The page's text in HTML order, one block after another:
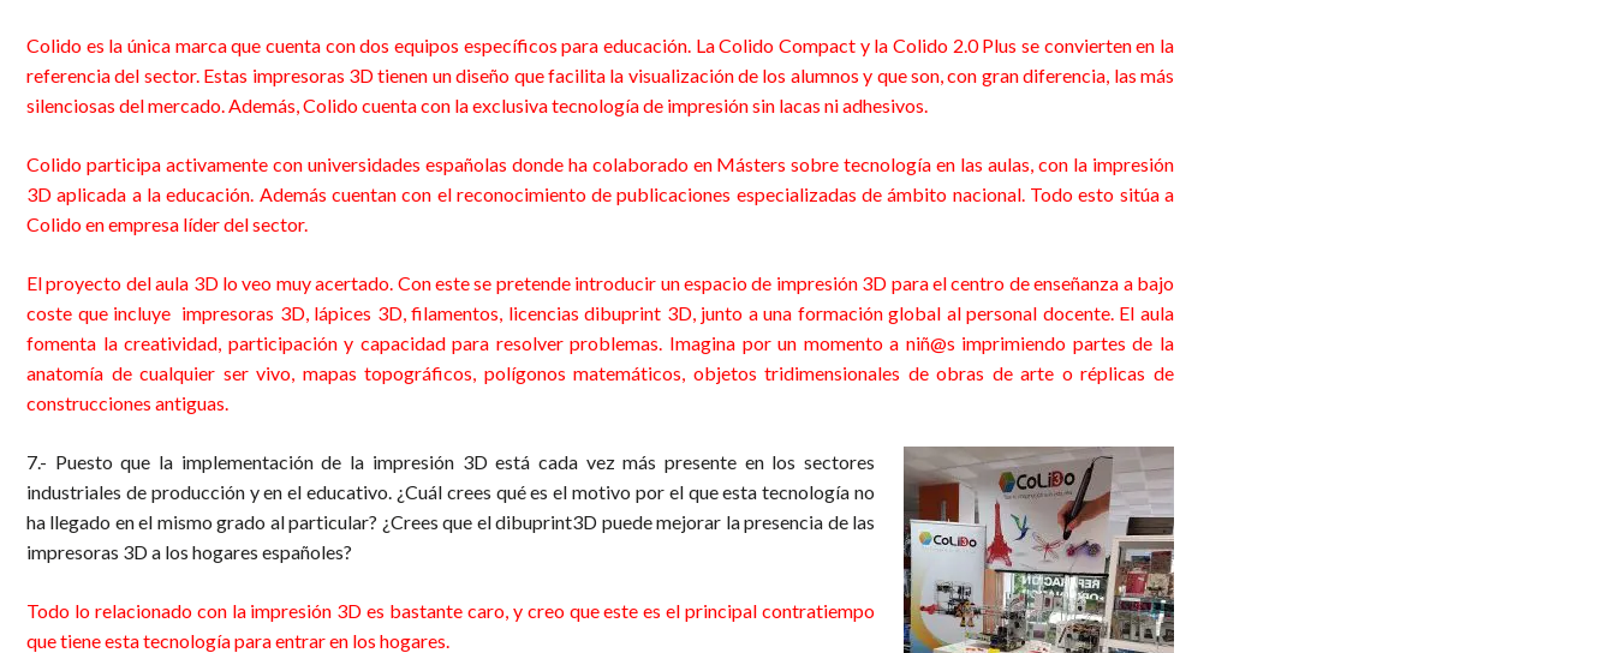
Colido es la única marca que cuenta con dos equipos específicos para educación. La Colido Compact y la Colido 2.0 Plus se convierten en la
referencia del sector. Estas impresoras 3D tienen un diseño que facilita la visualización de los alumnos y que son, con gran diferencia, las más
silenciosas del mercado. Además, Colido cuenta con la exclusiva tecnología de impresión sin lacas ni adhesivos.
Colido participa activamente con universidades españolas donde ha colaborado en Másters sobre tecnología en las aulas, con la impresión
3D aplicada a la educación. Además cuentan con el reconocimiento de publicaciones especializadas de ámbito nacional. Todo esto sitúa a
Colido en empresa líder del sector.
El proyecto del aula 3D lo veo muy acertado. Con este se pretende introducir un espacio de impresión 3D para el centro de enseñanza a bajo
coste que incluye impresoras 3D, lápices 3D, filamentos, licencias dibuprint 3D, junto a una formación global al personal docente. El aula
fomenta la creatividad, participación y capacidad para resolver problemas. Imagina por un momento a niñ@s imprimiendo partes de la
anatomía de cualquier ser vivo, mapas topográficos, polígonos matemáticos, objetos tridimensionales de obras de arte o réplicas de
construcciones antiguas.
7.- Puesto que la implementación de la impresión 3D está cada vez más presente en los sectores
industriales de producción y en el educativo. ¿Cuál crees qué es el motivo por el que esta tecnología no
ha llegado en el mismo grado al particular? ¿Crees que el dibuprint3D puede mejorar la presencia de las
impresoras 3D a los hogares españoles?
Todo lo relacionado con la impresión 3D es bastante caro, y creo que este es el principal contratiempo
que tiene esta tecnología para entrar en los hogares.